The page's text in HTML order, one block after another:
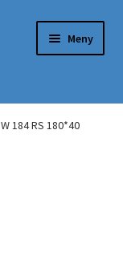
Meny
W 184 RS 180*40